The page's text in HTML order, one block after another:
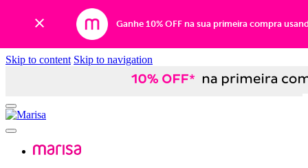
Ganhe 10% OFF na sua primeira compra
Skip to content Skip to navigation